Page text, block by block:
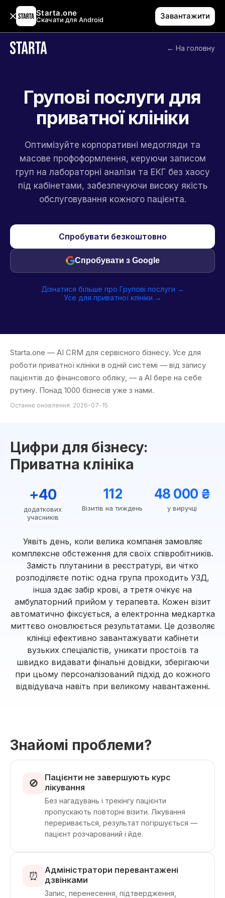
Starta.one
Скачати для Android Завантажити
← На головну
Групові послуги для
приватної клініки
Оптимізуйте корпоративні медогляди та
масове профоформлення, керуючи записом
груп на лабораторні аналізи та ЕКГ без хаосу
під кабінетами, забезпечуючи високу якість
обслуговування кожного пацієнта.
Спробувати безкоштовно
Спробувати з Google
Дізнатися більше про Групові послуги →
Усе для приватної клініки →
Starta.one — AI CRM для сервісного бізнесу. Усе для
роботи приватної клініки в одній системі — від запису
пацієнтів до фінансового обліку, — а AI бере на себе
рутину. Понад 1000 бізнесів уже з нами.
Останнє оновлення: 2026-07-15
Цифри для бізнесу:
Приватна клініка
+40
додаткових
учасників
112
Візитів на тиждень
48 000 ₴
у виручці
Уявіть день, коли велика компанія замовляє
комплексне обстеження для своїх співробітників.
Замість плутанини в реєстратурі, ви чітко
розподіляєте потік: одна група проходить УЗД,
інша здає забір крові, а третя очікує на
амбулаторний прийом у терапевта. Кожен візит
автоматично фіксується, а електронна медкартка
миттєво оновлюється результатами. Це дозволяє
клініці ефективно завантажувати кабінети
вузьких спеціалістів, уникати простоїв та
швидко видавати фінальні довідки, зберігаючи
при цьому персоналізований підхід до кожного
відвідувача навіть при великому навантаженні.
Знайомі проблеми?
🚫
Пацієнти не завершують курс
лікування
Без нагадувань і трекінгу пацієнти
пропускають повторні візити. Лікування
переривається, результат погіршується —
пацієнт розчарований і йде.
⏰
Адміністратори перевантажені
дзвінками
Запис, перенесення, підтвердження,